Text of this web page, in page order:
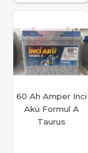
60 Ah Amper Inci
Akü Formul A
Taurus